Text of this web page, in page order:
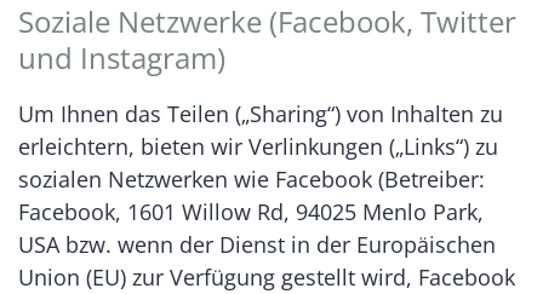
Soziale Netzwerke (Facebook, Twitter
und Instagram)
Um Ihnen das Teilen („Sharing“) von Inhalten zu
erleichtern, bieten wir Verlinkungen („Links“) zu
sozialen Netzwerken wie Facebook (Betreiber:
Facebook, 1601 Willow Rd, 94025 Menlo Park,
USA bzw. wenn der Dienst in der Europäischen
Union (EU) zur Verfügung gestellt wird, Facebook